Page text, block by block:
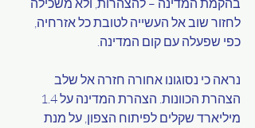
בהקמת המדינה – להצהרות, ולא משכילה
לחזור שוב אל העשייה לטובת כל אזרחיה,
כפי שפעלה עם קום המדינה.
נראה כי נסוגונו אחורה חזרה אל שלב
מיליארד שקלים לפיתוח הצפון, על מנת